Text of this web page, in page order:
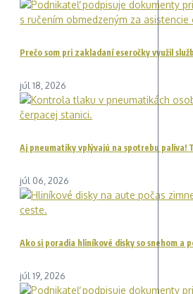
Prečo som pri zakladaní eseročky využil
júl 18, 2026
Aj pneumatiky vplývajú na spotrebu paliva!
júl 06, 2026
Ako si poradia hliníkové disky so snehom a
júl 19, 2026